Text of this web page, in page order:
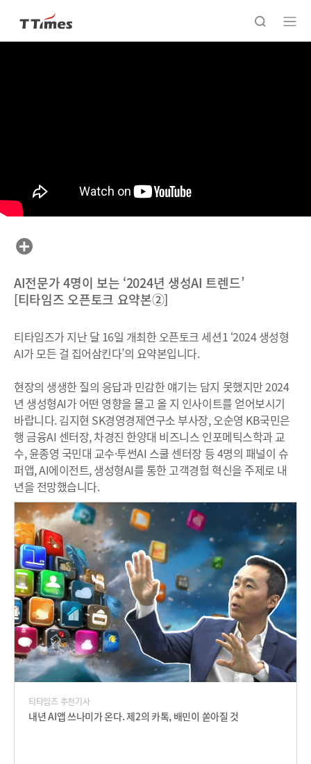
AI전문가 4명이 보는 ‘2024년 생성AI 트렌드’
[티타임즈 오픈토크 요약본②]
티타임즈가 지난 달 16일 개최한 오픈토크 세션1 ‘2024 생성형
AI가 모든 걸 집어삼킨다’의 요약본입니다.
현장의 생생한 질의 응답과 민감한 얘기는 담지 못했지만 2024
년 생성형AI가 어떤 영향을 몰고 올 지 인사이트를 얻어보시기
바랍니다. 김지현 SK경영경제연구소 부사장, 오순영 KB국민은
행 금융AI 센터장, 차경진 한양대 비즈니스 인포메틱스학과 교
수, 윤종영 국민대 교수·투썬AI 스쿨 센터장 등 4명의 패널이 슈
퍼앱, AI에이전트, 생성형AI를 통한 고객경험 혁신을 주제로 내
년을 전망했습니다.
티타임즈 추천기사
내년 AI앱 쓰나미가 온다. 제2의 카톡, 배민이 쏟아질 것